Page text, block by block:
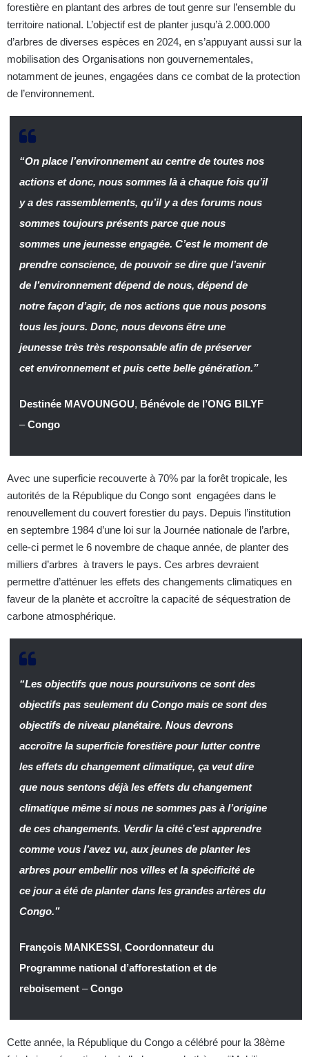
forestière en plantant des arbres de tout genre sur l’ensemble du
territoire national. L’objectif est de planter jusqu’à 2.000.000
d’arbres de diverses espèces en 2024, en s’appuyant aussi sur la
mobilisation des Organisations non gouvernementales,
notamment de jeunes, engagées dans ce combat de la protection
de l’environnement.
“On place l’environnement au centre de toutes nos
actions et donc, nous sommes là à chaque fois qu’il
y a des rassemblements, qu’il y a des forums nous
sommes toujours présents parce que nous
sommes une jeunesse engagée. C’est le moment de
prendre conscience, de pouvoir se dire que l’avenir
de l’environnement dépend de nous, dépend de
notre façon d’agir, de nos actions que nous posons
tous les jours. Donc, nous devons être une
jeunesse très très responsable afin de préserver
cet environnement et puis cette belle génération.”
Destinée MAVOUNGOU, Bénévole de l’ONG BILYF
–Congo
Avec une superficie recouverte à 70% par la forêt tropicale, les
autorités de la République du Congo sont engagées dans le
renouvellement du couvert forestier du pays. Depuis l’institution
en septembre 1984 d’une loi sur la Journée nationale de l’arbre,
celle-ci permet le 6 novembre de chaque année, de planter des
milliers d’arbres à travers le pays. Ces arbres devraient
permettre d’atténuer les effets des changements climatiques en
faveur de la planète et accroître la capacité de séquestration de
carbone atmosphérique.
“Les objectifs que nous poursuivons ce sont des
objectifs pas seulement du Congo mais ce sont des
objectifs de niveau planétaire. Nous devrons
accroître la superficie forestière pour lutter contre
les effets du changement climatique, ça veut dire
que nous sentons déjà les effets du changement
climatique même si nous ne sommes pas à l’origine
de ces changements. Verdir la cité c’est apprendre
comme vous l’avez vu, aux jeunes de planter les
arbres pour embellir nos villes et la spécificité de
ce jour a été de planter dans les grandes artères du
Congo.”
François MANKESSI, Coordonnateur du
Programme national d’afforestation et de
reboisement–Congo
Cette année, la République du Congo a célébré pour la 38ème